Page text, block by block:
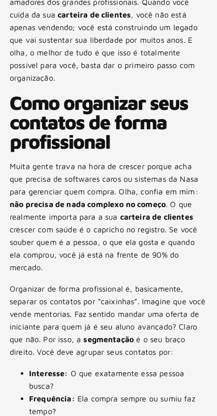
amadores dos grandes profissionais. Quando você
cuida da suacarteira de clientes, você não está
apenas vendendo; você está construindo um legado
que vai sustentar sua liberdade por muitos anos. E
olha, o melhor de tudo é que isso é totalmente
possível para você, basta dar o primeiro passo com
organização.
Como organizar seus
contatos de forma
profissional
Muita gente trava na hora de crescer porque acha
que precisa de softwares caros ou sistemas da Nasa
para gerenciar quem compra. Olha, confia em mim:
não precisa de nada complexo no começo. O que
realmente importa para a sua carteira de clientes
crescer com saúde é o capricho no registro. Se você
souber quem é a pessoa, o que ela gosta e quando
ela comprou, você já está na frente de 90% do
mercado.
Organizar de forma profissional é, basicamente,
separar os contatos por “caixinhas”. Imagine que você
vende mentorias. Faz sentido mandar uma oferta de
iniciante para quem já é seu aluno avançado? Claro
que não. Por isso, asegmentação é o seu braço
direito. Você deve agrupar seus contatos por:
Interesse: O que exatamente essa pessoa
busca?
Frequência: Ela compra sempre ou sumiu faz
tempo?